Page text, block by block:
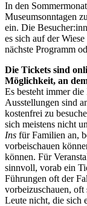
In den
Museumsonntagen
ein. Die
es sich auf der
nächste Programm
Die Tickets sind
Möglichkeit, an
Es besteht immer
Ausstellungen sind
kostenfrei zu
sich meistens nicht
Ins für Familien an,
vorbeischauen
können. Für
sinnvoll, vorab ein
Führungen oft der
vorbeizuschauen,
Leute nicht, die sich